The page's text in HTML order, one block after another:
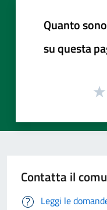
Quanto
su questa
Contatta il
Leggi le